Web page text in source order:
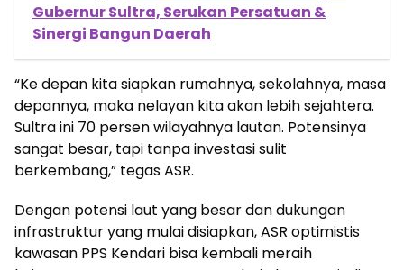
Gubernur Sultra, Serukan Persatuan &
Sinergi Bangun Daerah
“Ke depan kita siapkan rumahnya, sekolahnya, masa
depannya, maka nelayan kita akan lebih sejahtera.
Sultra ini 70 persen wilayahnya lautan. Potensinya
sangat besar, tapi tanpa investasi sulit
berkembang,” tegas ASR.
Dengan potensi laut yang besar dan dukungan
infrastruktur yang mulai disiapkan, ASR optimistis
kawasan PPS Kendari bisa kembali meraih